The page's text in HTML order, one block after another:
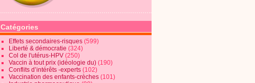
Catégories
Effets secondaires-risques (599)
Liberté & démocratie (324)
Col de l'utérus-HPV (250)
Vaccin à tout prix (idéologie du) (190)
Conflits d’intérêts -experts (102)
Vaccination des enfants-crèches (101)